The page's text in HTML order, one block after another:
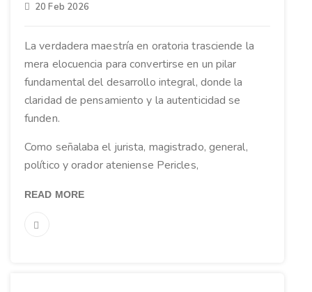
20 Feb 2026
La verdadera maestría en oratoria trasciende la
mera elocuencia para convertirse en un pilar
fundamental del desarrollo integral, donde la
claridad de pensamiento y la autenticidad se
funden.
Como señalaba el jurista, magistrado, general,
político y orador ateniense Pericles,
READ MORE